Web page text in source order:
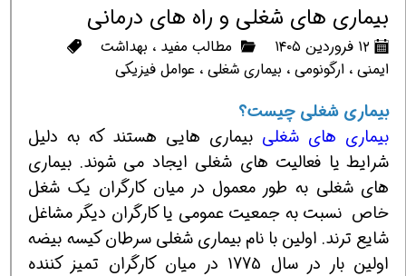
بیماری های شغلی و راه های درمانی
۱۲ فروردین ۱۴۰۵ مطالب مفید ، بهداشت
ایمنی، ارگونومی، بیماری شغلی، عوامل فیزیکی
بیماری شغلی چیست؟
بیماری های شغلی بیماری هایی هستند که به دلیل
شرایط یا فعالیت های شغلی ایجاد می شوند. بیماری
های شغلی به طور معمول در میان کارگران یک شغل
خاص نسبت به جمعیت عمومی یا کارگران دیگر مشاغل
شایع ترند. اولین با نام بیماری شغلی سرطان کیسه بیضه
اولین بار در سال 1775 در میان کارگران تمیز کننده